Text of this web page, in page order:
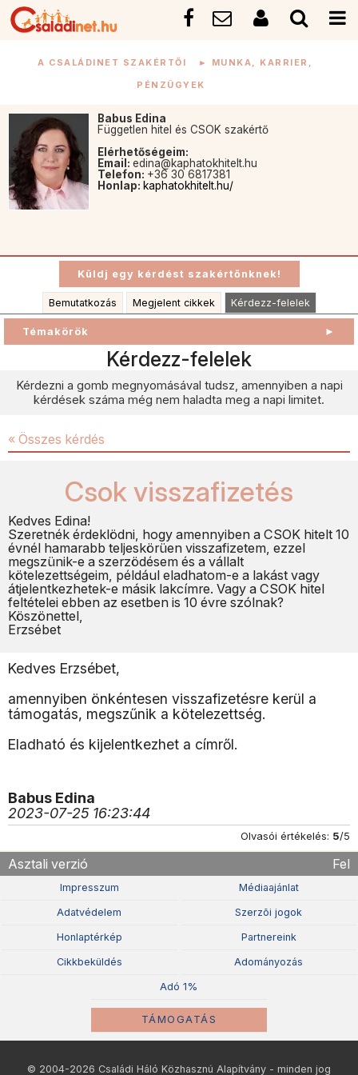
A CSALÁDINET SZAKÉRTŐI ► MUNKA, KARRIER,
PÉNZÜGYEK
Babus Edina
Független hitel és CSOK szakértő
Elérhetőségeim:
Email: edina@kaphatokhitelt.hu
Telefon: +36 30 6817381
Honlap: kaphatokhitelt.hu/
Bemutatkozás Megjelent cikkek Kérdezz-felelek
Témakörök ►
Kérdezz-felelek
Kérdezni a gomb megnyomásával tudsz, amennyiben a napi
kérdések száma még nem haladta meg a napi limitet.
« Összes kérdés
Csok visszafizetés
Kedves Edina!
Szeretnék érdeklödni, hogy amennyiben a CSOK hitelt 10
évnél hamarabb teljeskörüen visszafizetem, ezzel
megszünik-e a szerzödésem és a vállalt
kötelezettségeim, például eladhatom-e a lakást vagy
átjelentkezhetek-e másik lakcímre. Vagy a CSOK hitel
feltételei ebben az esetben is 10 évre szólnak?
Köszönettel,
Erzsébet
Kedves Erzsébet,
amennyiben önkéntesen visszafizetésre kerül a
támogatás, megszűnik a kötelezettség.
Eladható és kijelentkezhet a címről.
Babus Edina
2023-07-25 16:23:44
Olvasói értékelés: 5/5
Asztali verzió Fel
Impresszum Médiaajánlat
Adatvédelem Szerzõi jogok
Honlaptérkép Partnereink
Cikkbeküldés Adományozás
Adó 1%
TÁMOGATÁS
© 2004-2026 Családi Háló Közhasznú Alapítvány - minden jog